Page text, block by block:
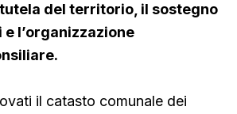
del territorio, il sostegno
l’organizzazione
il catasto comunale dei